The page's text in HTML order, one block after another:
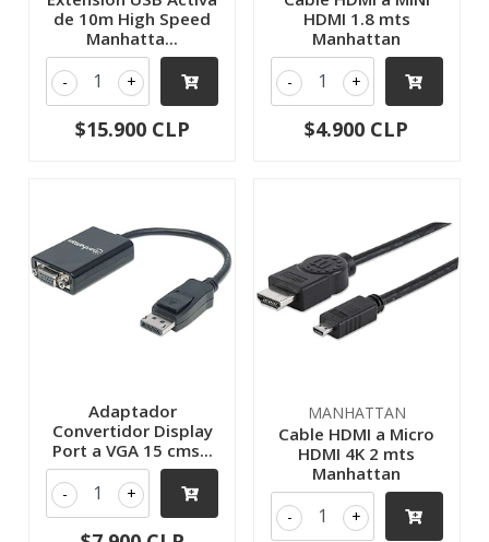
de 10m High Speed
Manhatta...
+
-
$15.900 CLP
HDMI 1.8 mts
Manhattan
+
-
$4.900 CLP
Adaptador
Convertidor Display
Port a VGA 15 cms...
+
-
MANHATTAN
Cable HDMI a Micro
HDMI 4K 2 mts
Manhattan
+
-